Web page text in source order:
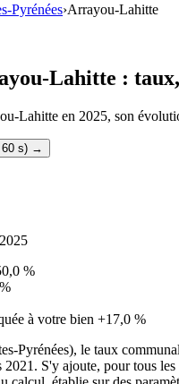
Pyrénées›Arrayou-Lahitte
Lahitte :
Lahitte en 2025, son
s) →
0,0 %
à votre bien +17,0 %
Pyrénées), le taux
2021. S'y ajoute, pour tous